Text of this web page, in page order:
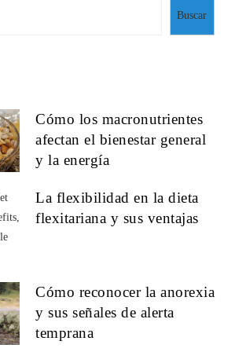
Buscar
Cómo los macronutrientes
afectan el bienestar general
y la energía
La flexibilidad en la dieta
flexitariana y sus ventajas
Cómo reconocer la anorexia
y sus señales de alerta
temprana